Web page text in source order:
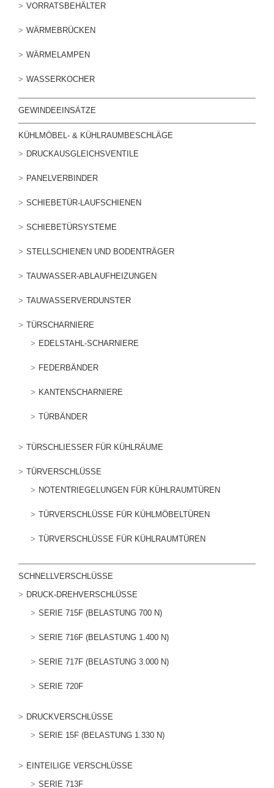
VORRATSBEHÄLTER
WÄRMEBRÜCKEN
WÄRMELAMPEN
WASSERKOCHER
GEWINDEEINSÄTZE
KÜHLMÖBEL- & KÜHLRAUMBESCHLÄGE
DRUCKAUSGLEICHSVENTILE
PANELVERBINDER
SCHIEBETÜR-LAUFSCHIENEN
SCHIEBETÜRSYSTEME
STELLSCHIENEN UND BODENTRÄGER
TAUWASSER-ABLAUFHEIZUNGEN
TAUWASSERVERDUNSTER
TÜRSCHARNIERE
EDELSTAHL-SCHARNIERE
FEDERBÄNDER
KANTENSCHARNIERE
TÜRBÄNDER
TÜRSCHLIESSER FÜR KÜHLRÄUME
TÜRVERSCHLÜSSE
NOTENTRIEGELUNGEN FÜR KÜHLRAUMTÜREN
TÜRVERSCHLÜSSE FÜR KÜHLMÖBELTÜREN
TÜRVERSCHLÜSSE FÜR KÜHLRAUMTÜREN
SCHNELLVERSCHLÜSSE
DRUCK-DREHVERSCHLÜSSE
SERIE 715F (BELASTUNG 700 N)
SERIE 716F (BELASTUNG 1.400 N)
SERIE 717F (BELASTUNG 3.000 N)
SERIE 720F
DRUCKVERSCHLÜSSE
SERIE 15F (BELASTUNG 1.330 N)
EINTEILIGE VERSCHLÜSSE
SERIE 713F